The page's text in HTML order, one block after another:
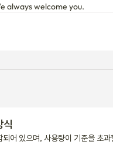
always welcome you.
식
되어 있으며, 사용량이 기준을 초